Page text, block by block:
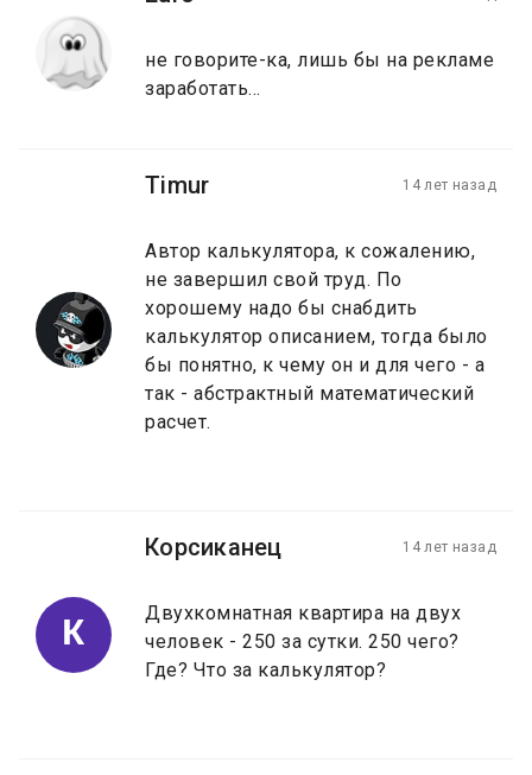
не говорите-ка, лишь бы на рекламе
заработать...
Timur 14 лет назад
Автор калькулятора, к сожалению,
не завершил свой труд. По
хорошему надо бы снабдить
калькулятор описанием, тогда было
бы понятно, к чему он и для чего - а
так - абстрактный математический
расчет.
К
Корсиканец 14 лет назад
Двухкомнатная квартира на двух
человек - 250 за сутки. 250 чего?
Где? Что за калькулятор?